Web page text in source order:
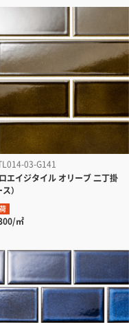
03-G141
エイジタイル オリーブ 二丁掛
）
㎡